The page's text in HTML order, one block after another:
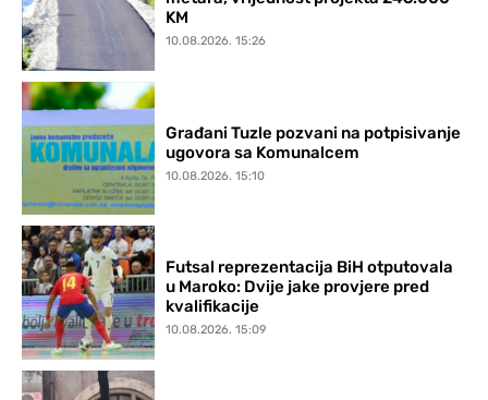
KM
10.08.2026. 15:26
Građani Tuzle pozvani na potpisivanje
ugovora sa Komunalcem
10.08.2026. 15:10
Futsal reprezentacija BiH otputovala
u Maroko: Dvije jake provjere pred
kvalifikacije
10.08.2026. 15:09